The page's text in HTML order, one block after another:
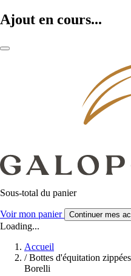
Ajout en cours...
Sous-total du panier
Voir mon panier Continuer mes
Loading...
Accueil
/ Bottes d'équitation
Borelli